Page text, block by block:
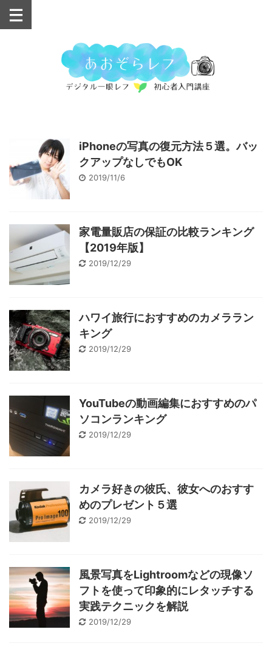
iPhoneの写真の復元方法５選。バッ
クアップなしでもOK
2019/11/6
家電量販店の保証の比較ランキング
【2019年版】
2019/12/29
ハワイ旅行におすすめのカメララン
キング
2019/12/29
YouTubeの動画編集におすすめのパ
ソコンランキング
2019/12/29
カメラ好きの彼氏、彼女へのおすす
めのプレゼント５選
2019/12/29
風景写真をLightroomなどの現像ソ
フトを使って印象的にレタッチする
実践テクニックを解説
2019/12/29